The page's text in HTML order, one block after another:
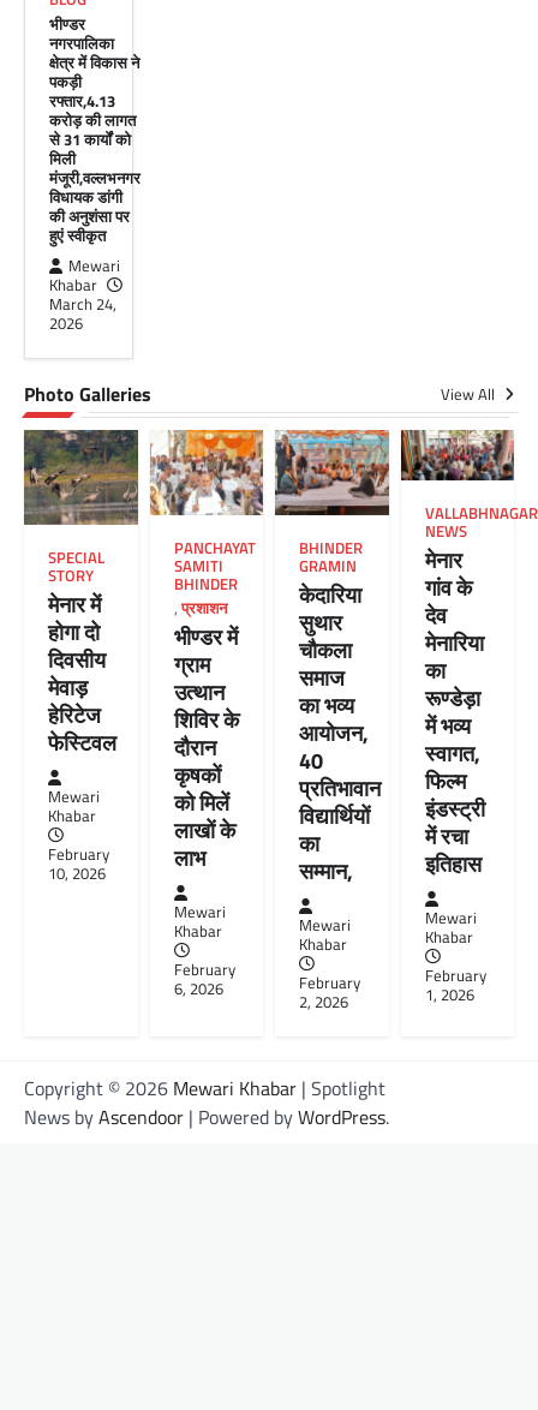
भीण्डर
नगरपालिका
क्षेत्र में विकास ने
पकड़ी
रफ्तार,4.13
करोड़ की लागत
से 31 कार्यों को
मिली
मंजूरी,वल्लभनगर
विधायक डांगी
की अनुशंसा पर
हुएं स्वीकृत
Mewari
Khabar
March 24,
2026
Photo Galleries View All
SPECIAL
STORY
मेनार में
होगा दो
दिवसीय
मेवाड़
हेरिटेज
फेस्टिवल
Mewari
Khabar
February
10, 2026
PANCHAYAT
SAMITI
BHINDER
,प्रशाशन
भीण्डर में
ग्राम
उत्थान
शिविर के
दौरान
कृषकों
को मिलें
लाखों के
लाभ
Mewari
Khabar
February
6, 2026
BHINDER
GRAMIN
केदारिया
सुथार
चौकला
समाज
का भव्य
आयोजन,
40
प्रतिभावान
विद्यार्थियों
का
सम्मान,
Mewari
Khabar
February
2, 2026
VALLABHNAGAR
NEWS
मेनार
गांव के
देव
मेनारिया
का
रूण्डेड़ा
में भव्य
स्वागत,
फिल्म
इंडस्ट्री
में रचा
इतिहास
Mewari
Khabar
February
1, 2026
Copyright © 2026 Mewari Khabar | Spotlight
News byAscendoor | Powered byWordPress.